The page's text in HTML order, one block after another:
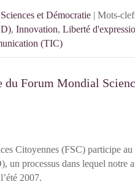
et Démocratie | Mots-
, Innovation, Liberté
(TIC)
Forum Mondial
Citoyennes (FSC) participe
un processus dans lequel notre
2007.